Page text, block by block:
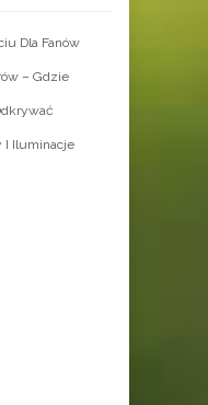
Dla Fanów
– Gdzie
I Iluminacje